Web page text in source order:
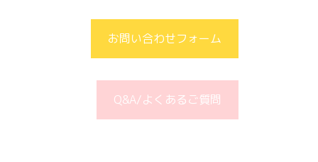
お問い合わせフォーム
Q&A/よくあるご質問